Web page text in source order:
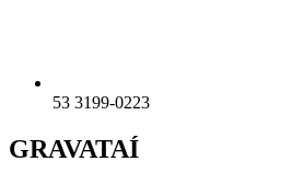
53 3199-0223
GRAVATAÍ